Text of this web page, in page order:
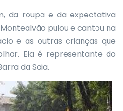
da roupa e da expectativa
pulou e cantou na
e as outras crianças que
Ela é representante do
da Saia.